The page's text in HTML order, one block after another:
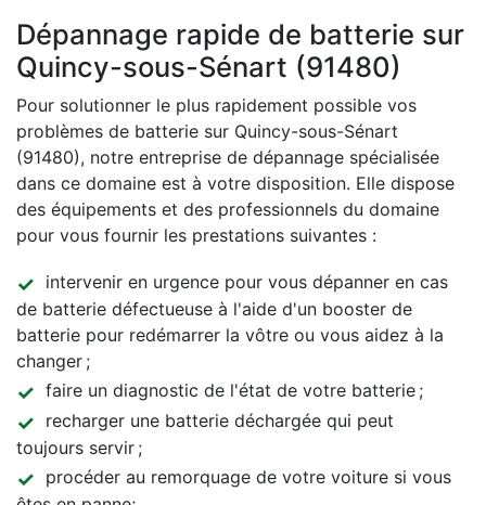
Dépannage rapide de batterie sur
Quincy-sous-Sénart (91480)
Pour solutionner le plus rapidement possible vos
problèmes de batterie sur Quincy-sous-Sénart
(91480), notre entreprise de dépannage spécialisée
dans ce domaine est à votre disposition. Elle dispose
des équipements et des professionnels du domaine
pour vous fournir les prestations suivantes :
intervenir en urgence pour vous dépanner en cas
de batterie défectueuse à l'aide d'un booster de
batterie pour redémarrer la vôtre ou vous aidez à la
changer ;
faire un diagnostic de l'état de votre batterie ;
recharger une batterie déchargée qui peut
toujours servir ;
procéder au remorquage de votre voiture si vous